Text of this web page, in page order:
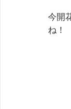
今開
ね！